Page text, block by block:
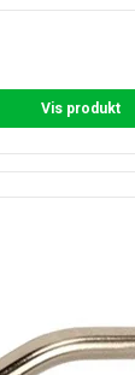
Vis produkt